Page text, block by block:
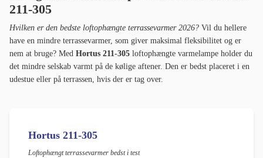
211-305
Hvilken er den bedste loftophængte terrassevarmer 2026? Vil du hellere
have en mindre terrassevarmer, som giver maksimal fleksibilitet og er
nem at bruge? Med Hortus 211-305 loftophængte varmelampe holder du
det mindre selskab varmt på de kølige aftener. Den er bedst placeret i en
udestue eller på terrassen, hvis der er tag over.
Hortus 211-305
Loftophængt terrassevarmer bedst i test